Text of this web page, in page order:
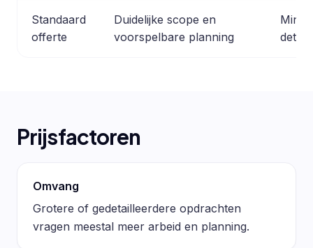
Standaard
offerte
Duidelijke scope en
voorspelbare planning
Prijsfactoren
Omvang
Grotere of gedetailleerdere opdrachten
vragen meestal meer arbeid en planning.